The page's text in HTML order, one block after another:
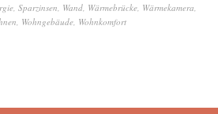
Sparzinsen Wand Wärmebrücke Wärmekamera
Wohngebäude Wohnkomfort